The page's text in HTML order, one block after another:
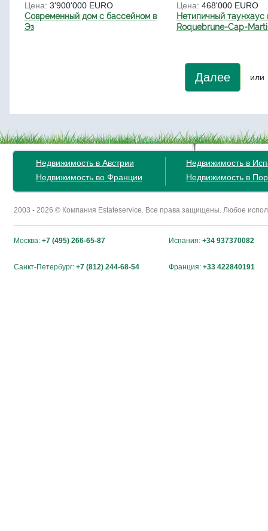
Цена: 3'900'000 EURO
Современный дом с бассейном в
Эз
Цена: 468'000 EURO
Нетипичный таунхаус
Roquebrune-Cap-
Далее или
Недвижимость в Австрии
Недвижимость во Франции
Недвижимость в
Недвижимость в
2003 - 2026 © Компания Estateservice. Все права защищены. Любое
Москва: +7 (495) 266-65-87 Испания: +34 937370082
Санкт-Петербург: +7 (812) 244-68-54 Франция: +33 422840191